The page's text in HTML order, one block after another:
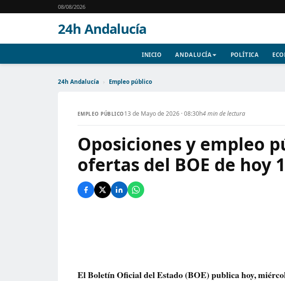
08/08/2026
24h Andalucía
INICIO ANDALUCÍA POLÍTICA
24h Andalucía › Empleo público
EMPLEO PÚBLICO13 de Mayo de 2026 · 08:30h4 min de lectura
Oposiciones y empleo
ofertas del BOE de hoy
El Boletín Oficial del Estado (BOE) publica hoy,